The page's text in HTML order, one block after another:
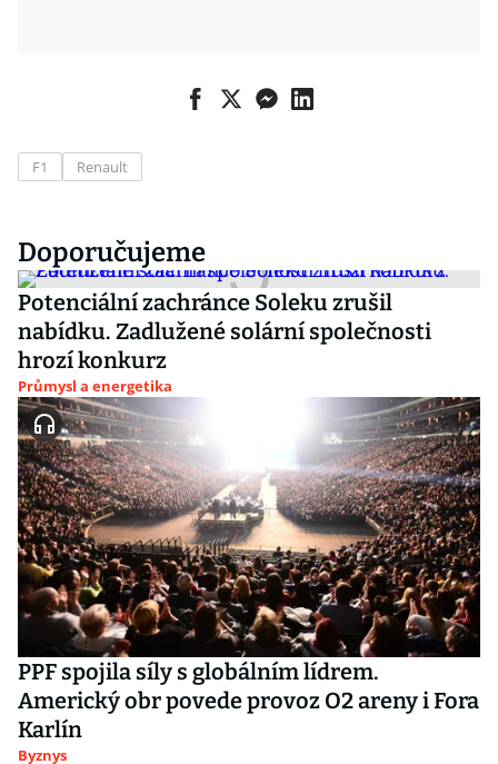
F1 Renault
Doporučujeme
Potenciální zachránce Soleku zrušil
nabídku. Zadlužené solární společnosti
hrozí konkurz
Průmysl a energetika
PPF spojila síly s globálním lídrem.
Americký obr povede provoz O2 areny i Fora
Karlín
Byznys